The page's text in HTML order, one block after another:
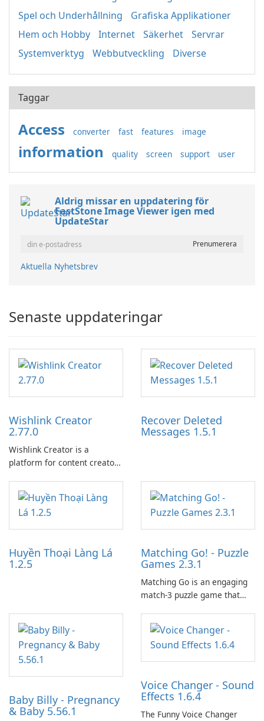
Spel och Underhållning
Grafiska Applikationer
Hem och Hobby
Internet Säkerhet
Servrar
Systemverktyg
Webbutveckling Diverse
Taggar
Access converter fast features image
information quality screen support user
Aldrig missar en uppdatering för
FastStone Image Viewer igen med
UpdateStar
Aktuella Nyhetsbrev
Senaste uppdateringar
Wishlink Creator
2.77.0
Wishlink Creator is a
platform for content creators
work through built-in brand
partnerships and integrated
tools for content distribution
and audience engagement.
Recover Deleted
Messages 1.5.1
Huyền Thoại Làng Lá
1.2.5
Matching Go! - Puzzle
Games 2.3.1
Matching Go is an engaging
match-3 puzzle game that
and her charming corgi,
Ollie, on an adventurous
journey across diverse
landscapes.
Baby Billy - Pregnancy
& Baby 5.56.1
Voice Changer - Sound
Effects 1.6.4
The Funny Voice Changer